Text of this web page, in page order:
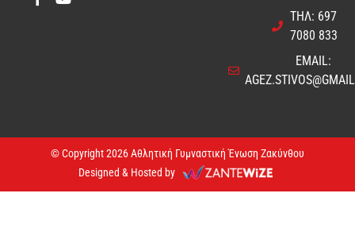
ΤΗΛ: 697
7080 833
EMAIL:
© Copyright 2026 Αθλητική Γυμναστική Ένωση Ζακύνθου
Designed & Hosted by